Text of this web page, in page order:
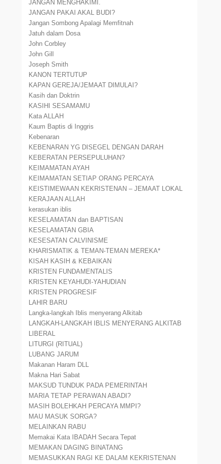
JANGAN MENGHAKIMI.
JANGAN PAKAI AKAL BUDI?
Jangan Sombong Apalagi Memfitnah
Jatuh dalam Dosa
John Corbley
John Gill
Joseph Smith
KANON TERTUTUP
KAPAN GEREJA/JEMAAT DIMULAI?
Kasih dan Doktrin
KASIHI SESAMAMU
Kata ALLAH
Kaum Baptis di Inggris
Kebenaran
KEBENARAN YG DISEGEL DENGAN DARAH
KEBERATAN PERSEPULUHAN?
KEIMAMATAN AYAH
KEIMAMATAN SETIAP ORANG PERCAYA
KEISTIMEWAAN KEKRISTENAN – JEMAAT LOKAL
KERAJAAN ALLAH
kerasukan iblis
KESELAMATAN dan BAPTISAN
KESELAMATAN GBIA
KESESATAN CALVINISME
KHARISMATIK & TEMAN-TEMAN MEREKA*
KISAH KASIH & KEBAIKAN
KRISTEN FUNDAMENTALIS
KRISTEN KEYAHUDI-YAHUDIAN
KRISTEN PROGRESIF
LAHIR BARU
Langka-langkah Iblis menyerang Alkitab
LANGKAH-LANGKAH IBLIS MENYERANG ALKITAB
LIBERAL
LITURGI (RITUAL)
LUBANG JARUM
Makanan Haram DLL
Makna Hari Sabat
MAKSUD TUNDUK PADA PEMERINTAH
MARIA TETAP PERAWAN ABADI?
MASIH BOLEHKAH PERCAYA MMPI?
MAU MASUK SORGA?
MELAINKAN RABU
Memakai Kata IBADAH Secara Tepat
MEMAKAN DAGING BINATANG
MEMASUKKAN RAGI KE DALAM KEKRISTENAN